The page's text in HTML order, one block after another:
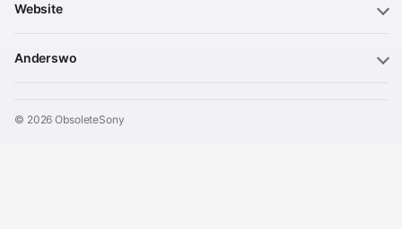
Website
Anderswo
© 2026 ObsoleteSony